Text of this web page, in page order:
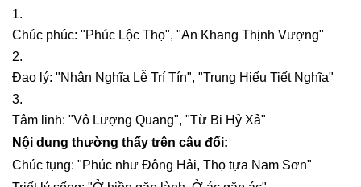
Chúc phúc: "Phúc Lộc Thọ", "An Khang Thịnh Vượng"
Đạo lý: "Nhân Nghĩa Lễ Trí Tín", "Trung Hiếu Tiết Nghĩa"
Tâm linh: "Vô Lượng Quang", "Từ Bi Hỷ Xả"
Nội dung thường thấy trên câu đối:
Chúc tụng: "Phúc như Đông Hải, Thọ tựa Nam Sơn"